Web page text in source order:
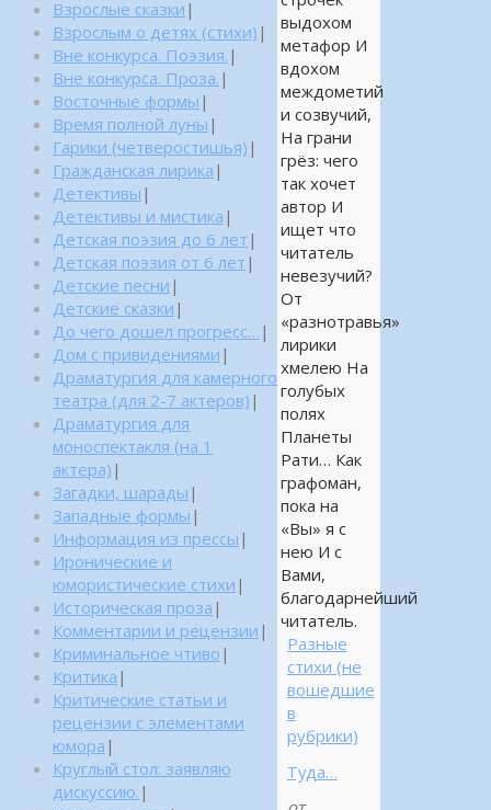
выдохом
метафор И
вдохом
междометий
и созвучий,
На грани
грёз: чего
так хочет
автор И
ищет что
читатель
невезучий?
От
«разнотравья»
лирики
хмелею На
голубых
полях
Планеты
Рати… Как
графоман,
пока на
«Вы» я с
нею И с
Вами,
благодарнейший
читатель.
Разные
стихи (не
вошедшие
в
рубрики)
Туда…
Взрослые сказки |
Взрослым о детях (стихи) |
Вне конкурса. Поэзия. |
Вне конкурса. Проза. |
Восточные формы |
Время полной луны |
Гарики (четверостишья) |
Гражданская лирика |
Детективы |
Детективы и мистика |
Детская поэзия до 6 лет |
Детская поэзия от 6 лет |
Детские песни |
Детские сказки |
До чего дошел прогресс… |
Дом с привидениями |
Драматургия для камерного
театра (для 2-7 актеров) |
Драматургия для
моноспектакля (на 1
актера) |
Загадки, шарады |
Западные формы |
Информация из прессы |
Иронические и
юмористические стихи |
Историческая проза |
Комментарии и рецензии |
Криминальное чтиво |
Критика |
Критические статьи и
рецензии с элементами
юмора |
Круглый стол: заявляю
дискуссию. |